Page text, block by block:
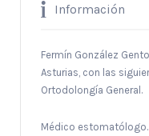
Información
Fermín González
Asturias, con las
Ortodolongía General.
Médico estomatólogo.